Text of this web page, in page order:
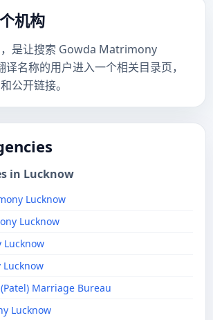
机构
是让搜索 Gowda Matrimony
名称的用户进入一个相关目录页，
公开链接。
in Lucknow
Lucknow
Lucknow
Lucknow
Marriage Bureau
Lucknow